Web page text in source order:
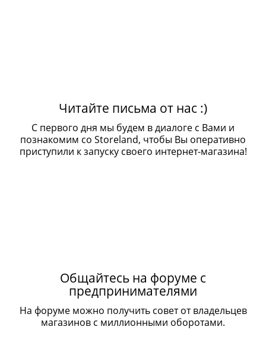
Читайте письма от нас :)
С первого дня мы будем в диалоге с Вами и
познакомим со Storeland, чтобы Вы оперативно
приступили к запуску своего интернет-магазина!
Общайтесь на форуме с
предпринимателями
На форуме можно получить совет от владельцев
магазинов с миллионными оборотами.